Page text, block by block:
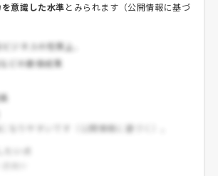
意識した水準とみられます（公開情報に基づ
ジネスの性質上、
どの数値成果
になりやすいです（公開情報に基づく）。
い点